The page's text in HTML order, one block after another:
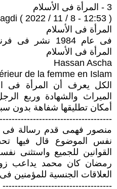
3 - المرأة فى الأسلام
( 2022 / 11 / 8 - 12:53 )
المرأة فى الأسلام
فى عام 1984
المرأة فى الأسلام
Hassan Ascha
de la femme en Islam
الكل يعرف أن المرأة فى
الميراث والشهادة وربع
أمكان تطليقها شفاهة بدون
نفس الموضوع قال فيها
القوانين للجميع واستثنى
رمضان كان محمد يداعب
العلاقات الجنسية للمؤمنين
------------------------------------